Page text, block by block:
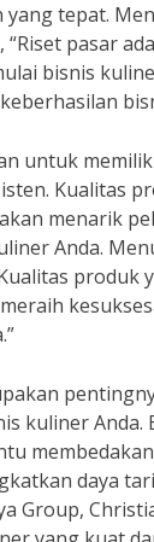
tepat.
“Riset pasar
bisnis
untuk
Kualitas
menarik
Anda.
produk
kuliner Anda.
daya
Group,